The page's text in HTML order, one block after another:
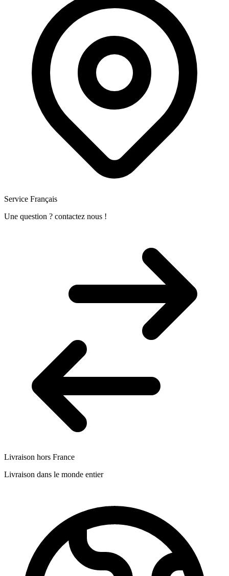
Service Français
Une question ? contactez nous !
Livraison hors France
Livraison dans le monde entier